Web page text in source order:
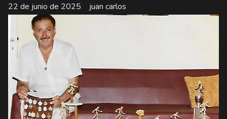
juan carlos
22 de junio de 2025